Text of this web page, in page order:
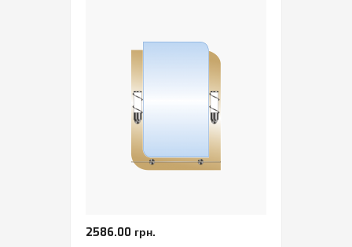
2586.00 грн.